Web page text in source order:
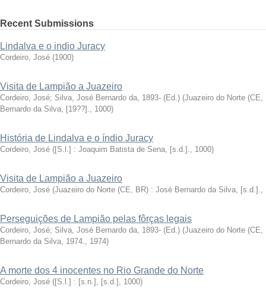
Recent Submissions
Lindalva e o indio Juracy
Cordeiro, José (1900)
Visita de Lampião a Juazeiro
Cordeiro, José; Silva, José Bernardo da, 1893- (Ed.) (Juazeiro do Norte
Bernardo da Silva, [19??]., 1000)
História de Lindalva e o índio Juracy
Cordeiro, José ([S.l.] : Joaquim Batista de Sena, [s.d.]., 1000)
Visita de Lampião a Juazeiro
Cordeiro, José (Juazeiro do Norte (CE, BR) : José Bernardo da Silva, [s.d.].,
Perseguições de Lampião pelas fôrças legais
Cordeiro, José; Silva, José Bernardo da, 1893- (Ed.) (Juazeiro do Norte
Bernardo da Silva, 1974., 1974)
A morte dos 4 inocentes no Rio Grande do Norte
Cordeiro, José ([S.l.] : [s.n.], [s.d.] , 1000)